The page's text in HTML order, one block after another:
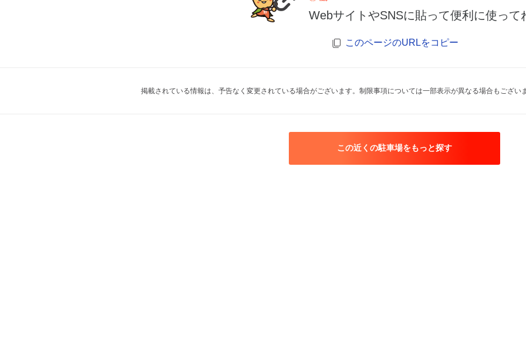
WebサイトやSNSに貼って便利に使って
このページのURLをコピー
掲載されている情報は、予告なく変更されている場合がございます。制限事項については一部表示が異なる場合もござい
この近くの駐車場をもっと探す